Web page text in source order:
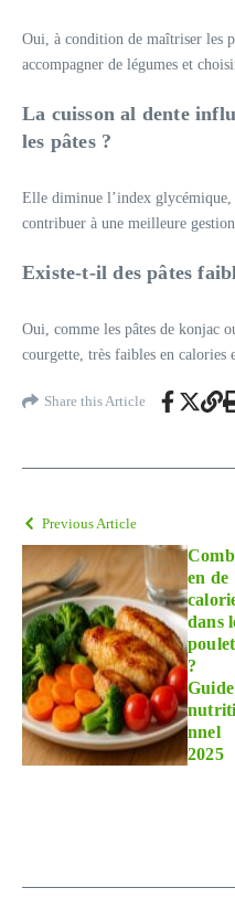
Oui, à condition de maîtriser les
accompagner de légumes et
La cuisson al dente
les pâtes ?
Elle diminue l’index
contribuer à une meilleure
Existe-t-il des pâtes
Oui, comme les pâtes de konjac
courgette, très faibles en calories
Share this Article
Previous Article
en de
dans
poulet
?
Guide
nnel
2025